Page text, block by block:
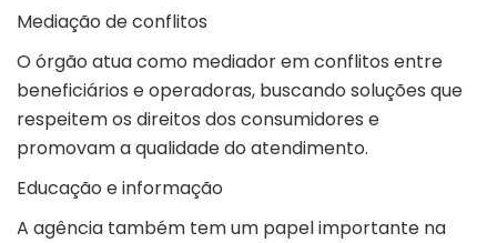
Mediação de conflitos
O órgão atua como mediador em conflitos entre
beneficiários e operadoras, buscando soluções que
respeitem os direitos dos consumidores e
promovam a qualidade do atendimento.
Educação e informação
A agência também tem um papel importante na